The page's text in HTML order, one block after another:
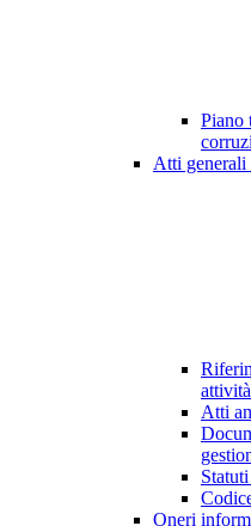
Piano
Atti generali
attività
Atti
Oneri